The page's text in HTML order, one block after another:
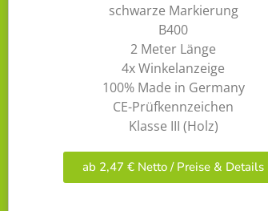
schwarze Markierung
B400
2 Meter Länge
4x Winkelanzeige
100% Made in Germany
CE-Prüfkennzeichen
Klasse III (Holz)
ab 2,47 € Netto / Preise & Details